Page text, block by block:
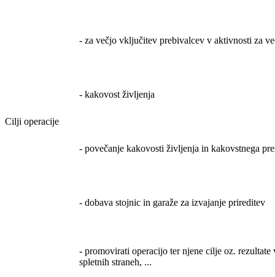
Cilji operacije
- za večjo vključitev prebivalcev v aktivnosti za
- kakovost življenja
- povečanje kakovosti življenja in kakovstnega
- dobava stojnic in garaže za izvajanje prireditev
- promovirati operacijo ter njene cilje oz.
spletnih straneh, ...